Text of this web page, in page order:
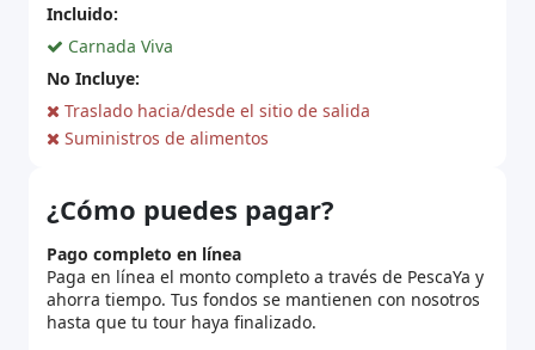
Incluido:
Carnada Viva
No Incluye:
Traslado hacia/desde el sitio de salida
Suministros de alimentos
¿Cómo puedes pagar?
Pago completo en línea
Paga en línea el monto completo a través de PescaYa y
ahorra tiempo. Tus fondos se mantienen con nosotros
hasta que tu tour haya finalizado.